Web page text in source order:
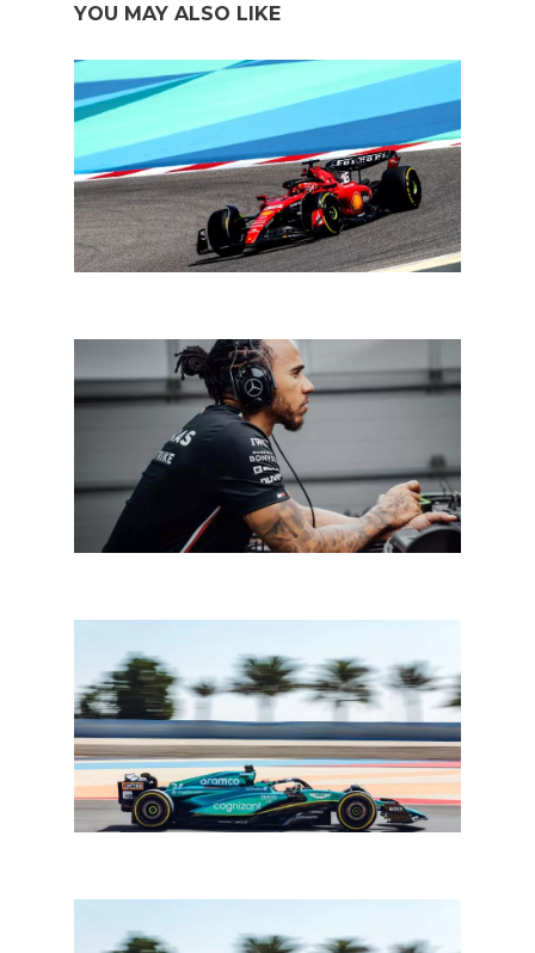
YOU MAY ALSO LIKE